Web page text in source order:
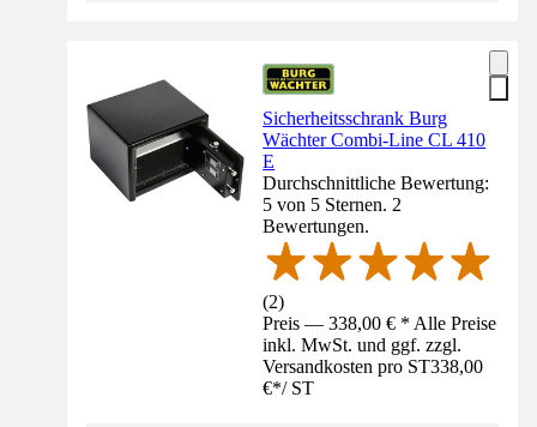
Sicherheitsschrank Burg
Wächter Combi-Line CL 410
E
Durchschnittliche Bewertung:
5 von 5 Sternen. 2
Bewertungen.
(2)
Preis — 338,00 € * Alle Preise
inkl. MwSt. und ggf. zzgl.
Versandkosten pro ST338,00
€*/ ST